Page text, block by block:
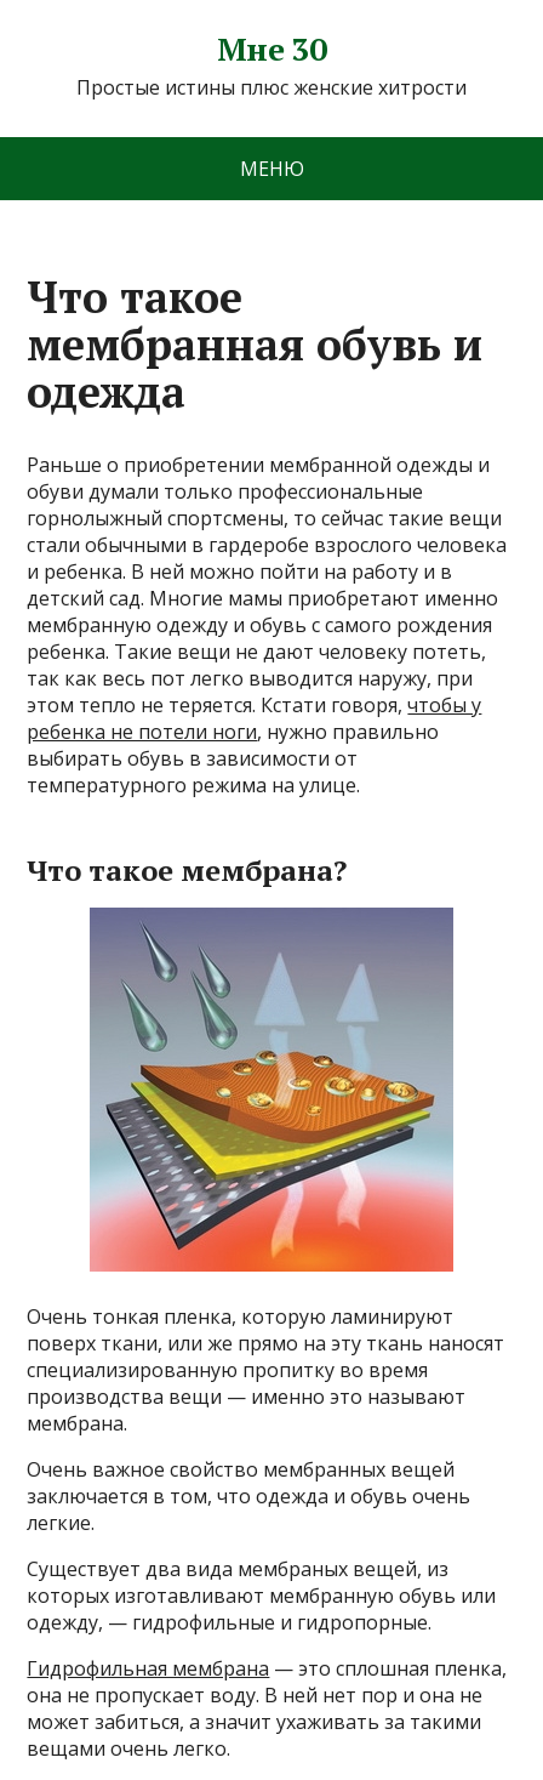
Мне 30
Простые истины плюс женские хитрости
МЕНЮ
Что такое
мембранная обувь и
одежда
Раньше о приобретении мембранной одежды и
обуви думали только профессиональные
горнолыжный спортсмены, то сейчас такие вещи
стали обычными в гардеробе взрослого человека
и ребенка. В ней можно пойти на работу и в
детский сад. Многие мамы приобретают именно
мембранную одежду и обувь с самого рождения
ребенка. Такие вещи не дают человеку потеть,
так как весь пот легко выводится наружу, при
этом тепло не теряется. Кстати говоря,чтобы у
ребенка не потели ноги, нужно правильно
выбирать обувь в зависимости от
температурного режима на улице.
Что такое мембрана?
Очень тонкая пленка, которую ламинируют
поверх ткани, или же прямо на эту ткань наносят
специализированную пропитку во время
производства вещи — именно это называют
мембрана.
Очень важное свойство мембранных вещей
заключается в том, что одежда и обувь очень
легкие.
Существует два вида мембраных вещей, из
которых изготавливают мембранную обувь или
одежду, — гидрофильные и гидропорные.
Гидрофильная мембрана — это сплошная пленка,
она не пропускает воду. В ней нет пор и она не
может забиться, а значит ухаживать за такими
вещами очень легко.